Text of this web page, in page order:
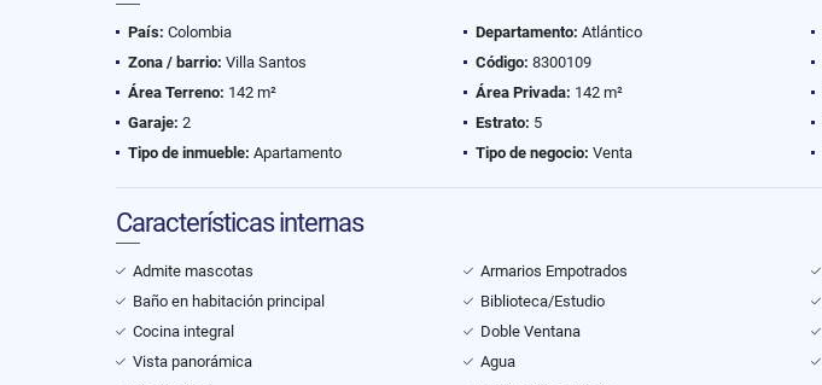
País: Colombia Departamento: Atlántico
Zona / barrio: Villa Santos Código: 8300109
Área Terreno: 142 m² Área Privada: 142 m²
Garaje: 2 Estrato: 5
Tipo de inmueble: Apartamento Tipo de negocio: Venta
Características internas
Admite mascotas Armarios Empotrados
Baño en habitación principal
Biblioteca/Estudio
Cocina integral
Doble Ventana
Vista panorámica
Agua